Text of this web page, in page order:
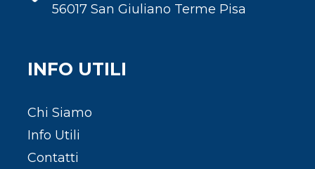
56017 San Giuliano Terme Pisa
INFO UTILI
Chi Siamo
Info Utili
Contatti